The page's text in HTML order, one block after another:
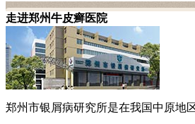
走进郑州牛皮癣医院
郑州市银屑病研究所是在我国中原地